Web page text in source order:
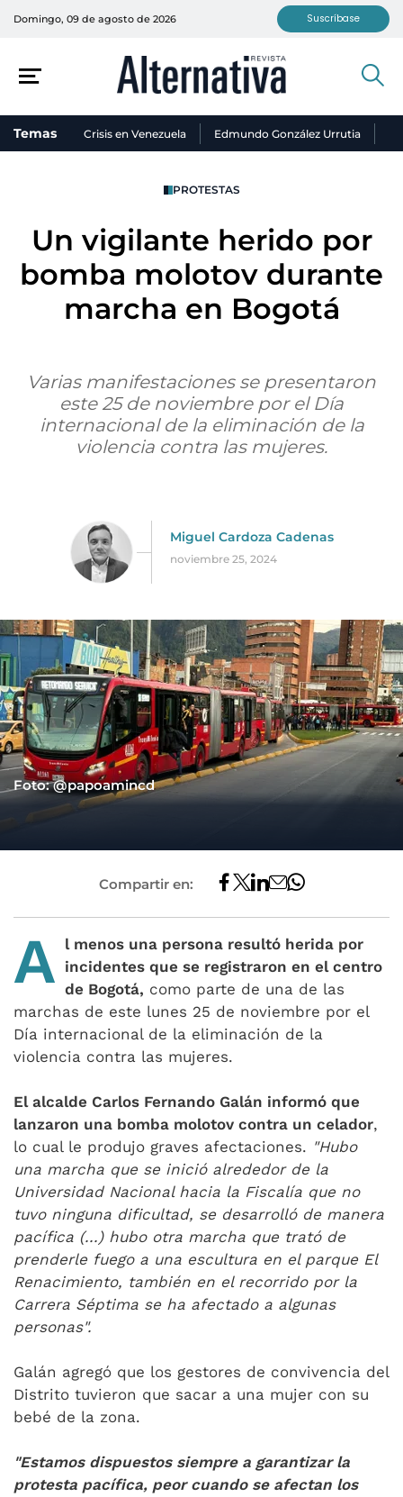
Domingo, 09 de agosto de 2026 Suscríbase
Temas Crisis en Venezuela Edmundo González Urrutia
PROTESTAS
Un vigilante herido por
bomba molotov durante
marcha en Bogotá
Varias manifestaciones se presentaron
este 25 de noviembre por el Día
internacional de la eliminación de la
violencia contra las mujeres.
Miguel Cardoza Cadenas
noviembre 25, 2024
Foto: @papoamincd
Compartir en:
A l menos una persona resultó herida por
incidentes que se registraron en el centro
de Bogotá, como parte de una de las
marchas de este lunes 25 de noviembre por el
Día internacional de la eliminación de la
violencia contra las mujeres.
El alcalde Carlos Fernando Galán informó que
lanzaron una bomba molotov contra un celador,
lo cual le produjo graves afectaciones. "Hubo
una marcha que se inició alrededor de la
Universidad Nacional hacia la Fiscalía que no
tuvo ninguna dificultad, se desarrolló de manera
pacífica (...) hubo otra marcha que trató de
prenderle fuego a una escultura en el parque El
Renacimiento, también en el recorrido por la
Carrera Séptima se ha afectado a algunas
personas".
Galán agregó que los gestores de convivencia del
Distrito tuvieron que sacar a una mujer con su
bebé de la zona.
"Estamos dispuestos siempre a garantizar la
protesta pacífica, peor cuando se afectan los